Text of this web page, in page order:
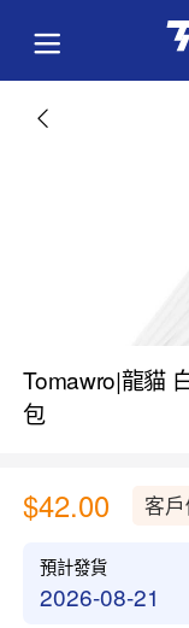
Tomawro|龍貓
包
$42.00 客
預計發貨
2026-08-21